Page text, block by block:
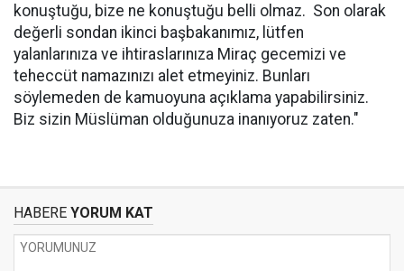
konuştuğu, bize ne konuştuğu belli olmaz. Son olarak
değerli sondan ikinci başbakanımız, lütfen
yalanlarınıza ve ihtiraslarınıza Miraç gecemizi ve
teheccüt namazınızı alet etmeyiniz. Bunları
söylemeden de kamuoyuna açıklama yapabilirsiniz.
Biz sizin Müslüman olduğunuza inanıyoruz zaten."
HABERE YORUM KAT